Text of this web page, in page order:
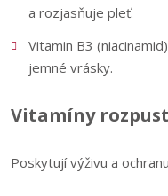
a rozjasňuje pleť.
Vitamin B3
jemné vrásky.
Vitamíny
Poskytují výživu a